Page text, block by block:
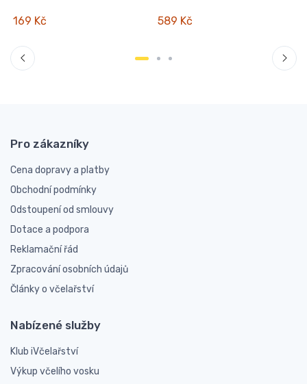
169 Kč 589 Kč
Pro zákazníky
Cena dopravy a platby
Obchodní podmínky
Odstoupení od smlouvy
Dotace a podpora
Reklamační řád
Zpracování osobních údajů
Články o včelařství
Nabízené služby
Klub iVčelařství
Výkup včelího vosku